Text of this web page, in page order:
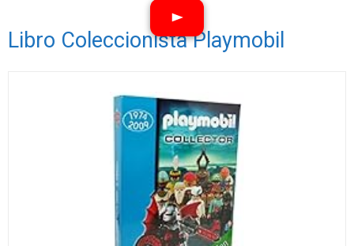
Libro Coleccionista Playmobil